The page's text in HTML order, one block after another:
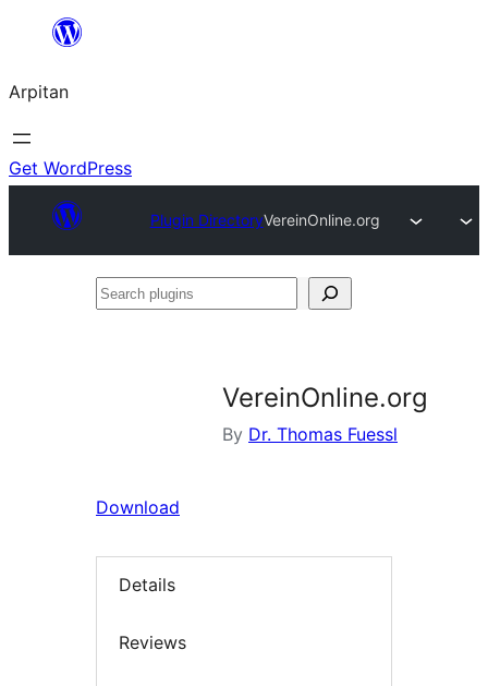
content
Arpitan
Get WordPress
Plugin DirectoryVereinOnline.org
Search
VereinOnline.org
By Dr. Thomas Fuessl
Download
Details
Reviews